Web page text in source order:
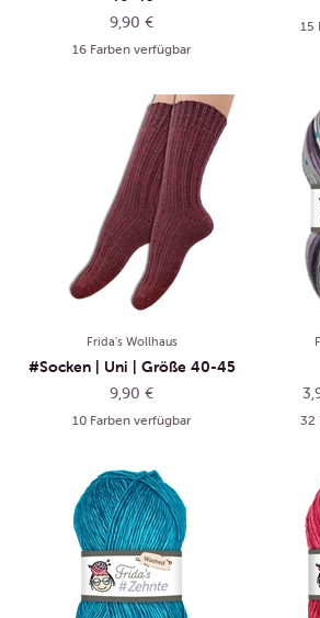
Angebot
9,90 €
16 Farben verfügbar
15
Frida's Wollhaus
#Socken | Uni | Größe 40-45
Angebot
9,90 €
10 Farben verfügbar
32